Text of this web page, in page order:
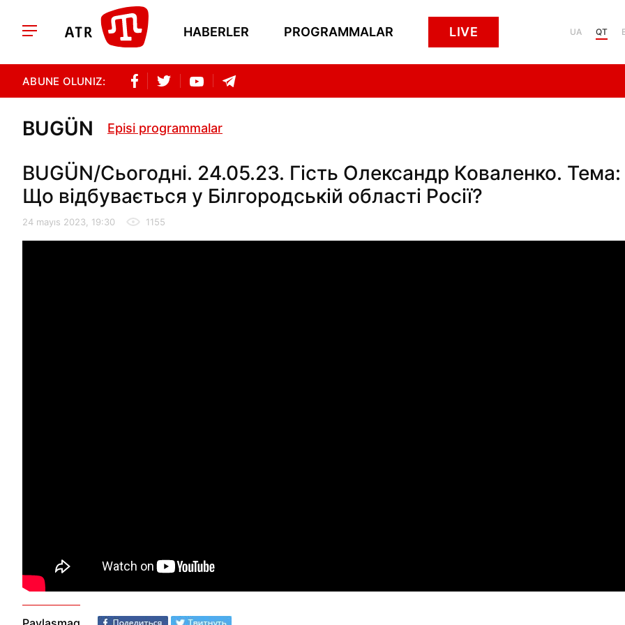
HABERLER PROGRAMMALAR LIVE UA QT
ABUNE OLUNIZ:
BUGÜN Episi programmalar
BUGÜN/Сьогодні. 24.05.23. Гість Олександр Коваленко. Тема:
Що відбувається у Білгородській області Росії?
24 mayıs 2023, 19:30 1155